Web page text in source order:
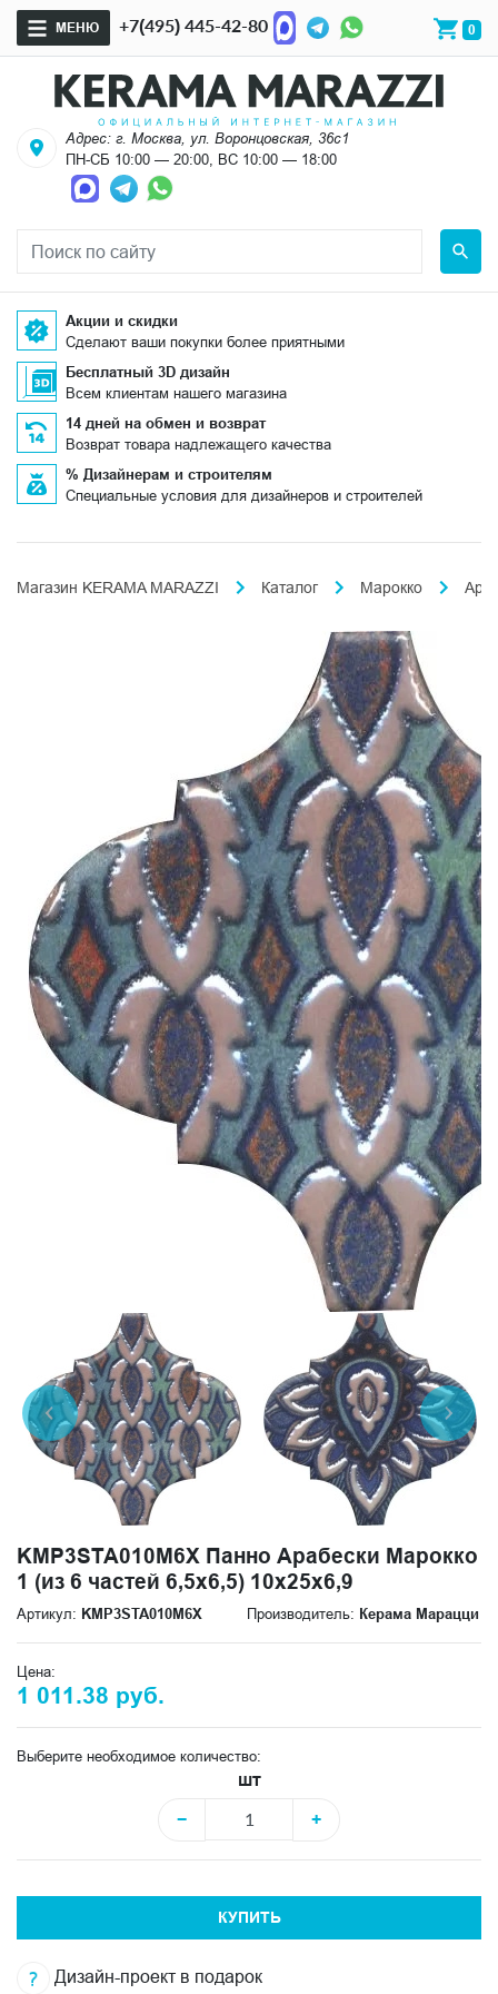
МЕНЮ +7(495) 445-42-80 0
Адрес: г. Москва, ул. Воронцовская, 36с1
ПН-СБ 10:00 — 20:00, ВС 10:00 — 18:00
Акции и скидки
Сделают ваши покупки более приятными
Бесплатный 3D дизайн
Всем клиентам нашего магазина
14 дней на обмен и возврат
Возврат товара надлежащего качества
% Дизайнерам и строителям
Специальные условия для дизайнеров и строителей
Магазин KERAMA MARAZZI Каталог Марокко
KMP3STA010M6X Панно Арабески Марокко
1 (из 6 частей 6,5x6,5) 10x25x6,9
Артикул: KMP3STA010M6X Производитель: Керама Марацци
Цена:
1 011.38 руб.
Выберите необходимое количество:
шт
−
+
КУПИТЬ
Дизайн-проект в подарок